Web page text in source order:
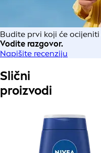
Budite prvi koji će
Vodite razgovor.
Napišite recenziju
Slični
proizvodi